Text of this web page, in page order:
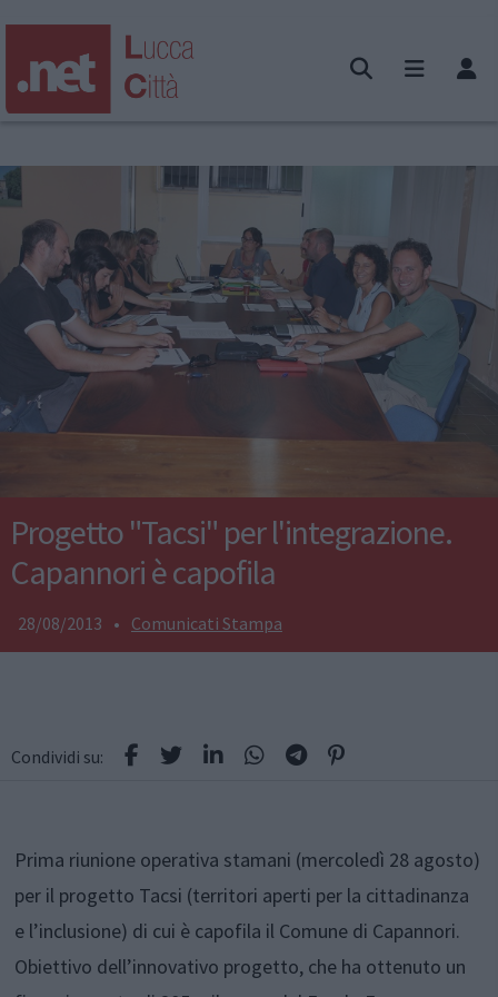
Progetto "Tacsi" per l'integrazione.
Capannori è capofila
28/08/2013 • Comunicati Stampa
Condividi su:
Prima riunione operativa stamani (mercoledì 28 agosto)
per il progetto Tacsi (territori aperti per la cittadinanza
e l’inclusione) di cui è capofila il Comune di Capannori.
Obiettivo dell’innovativo progetto, che ha ottenuto un